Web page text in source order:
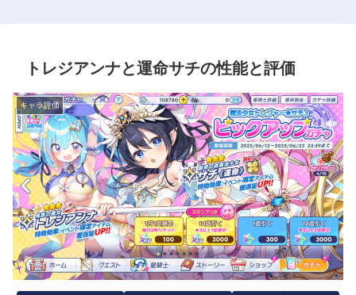
トレジアンナと運命サチの性能と評価
キャラ評価